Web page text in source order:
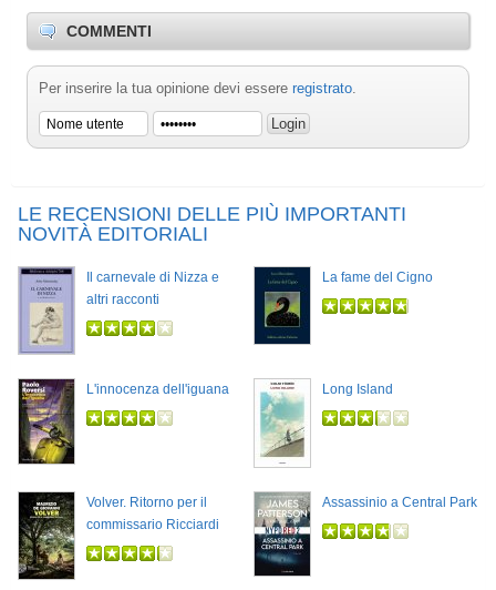
COMMENTI
Per inserire la tua opinione devi essere registrato.
LE RECENSIONI DELLE PIÙ IMPORTANTI
NOVITÀ EDITORIALI
Il carnevale di Nizza e
altri racconti
La fame del Cigno
L'innocenza dell'iguana Long Island
Volver. Ritorno per il
commissario Ricciardi
Assassinio a Central Park